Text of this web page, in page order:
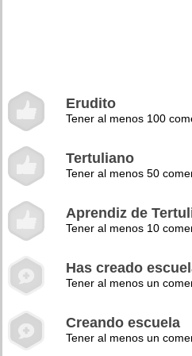
Erudito
Tener al menos 100
Tertuliano
Tener al menos 50
Aprendiz de
Tener al menos 10
Has creado
Tener al menos un
Creando escuela
Tener al menos un